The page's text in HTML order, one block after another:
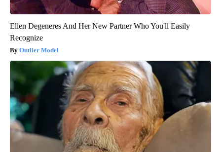
Ellen Degeneres And Her New Partner Who You'll Easily
Recognize
Outlier Model